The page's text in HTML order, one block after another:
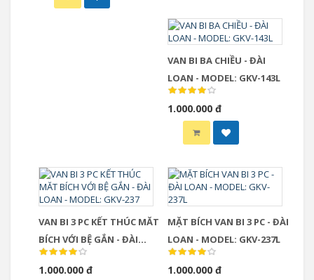
VAN BI BA CHIỀU - ĐÀI
LOAN - MODEL: GKV-143L
1.000.000 đ
VAN BI 3 PC KẾT THÚC MĂT
BÍCH VỚI BỆ GẮN - ĐÀI
LOAN - MODEL: GKV-237
1.000.000 đ
MẶT BÍCH VAN BI 3 PC - ĐÀI
LOAN - MODEL: GKV-237L
1.000.000 đ